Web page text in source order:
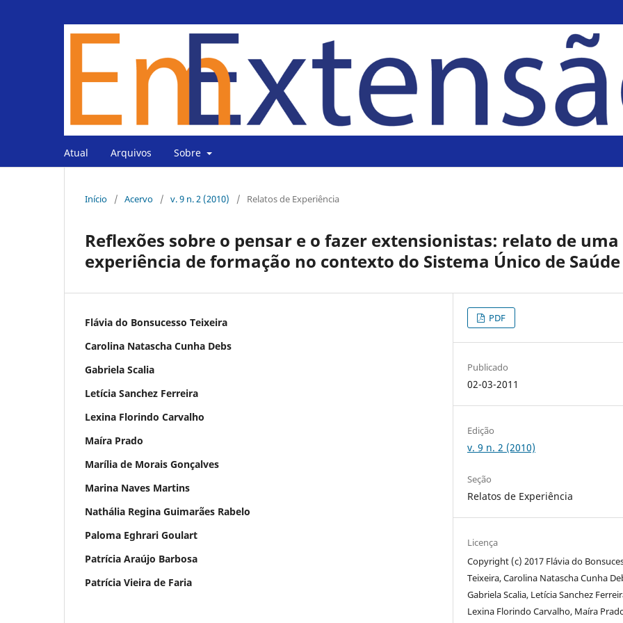
Atual Arquivos Sobre
Início / Acervo / v. 9 n. 2 (2010) / Relatos de Experiência
Reflexões sobre o pensar e o fazer extensionistas: relato de uma
experiência de formação no contexto do Sistema Único de Saúde
Flávia do Bonsucesso Teixeira
Carolina Natascha Cunha Debs
Gabriela Scalia
Letícia Sanchez Ferreira
Lexina Florindo Carvalho
Maíra Prado
Marília de Morais Gonçalves
Marina Naves Martins
Nathália Regina Guimarães Rabelo
Paloma Eghrari Goulart
Patrícia Araújo Barbosa
Patrícia Vieira de Faria
PDF
Publicado
02-03-2011
Edição
v. 9 n. 2 (2010)
Seção
Relatos de Experiência
Licença
Copyright (c) 2017 Flávia do
Teixeira, Carolina Natascha Cunha
Gabriela Scalia, Letícia Sanchez
Lexina Florindo Carvalho, Maíra